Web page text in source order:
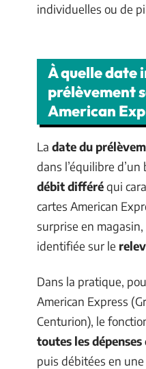
individuelles ou de
À quelle date
prélèvement
American
La date du
dans l’équilibre
débit différéqui
cartes American
surprise en
identifiée sur le
Dans la pratique,
American Express
Centurion), le
toutes les dépenses
puis débitées en